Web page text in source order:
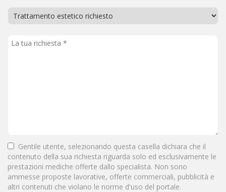
Gentile utente, selezionando questa casella dichiara che il
contenuto della sua richiesta riguarda solo ed esclusivamente le
prestazioni mediche offerte dallo specialista. Non sono
ammesse proposte lavorative, offerte commerciali, pubblicità e
altri contenuti che violano le norme d'uso del portale.